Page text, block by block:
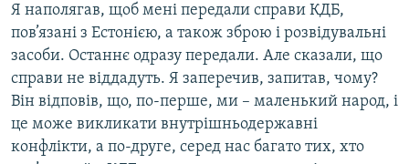
Я наполягав, щоб мені передали справи КДБ,
пов’язані з Естонією, а також зброю і розвідувальні
засоби. Останнє одразу передали. Але сказали, що
справи не віддадуть. Я заперечив, запитав, чому?
Він відповів, що, по-перше, ми – маленький народ, і
це може викликати внутрішньодержавні
конфлікти, а по-друге, серед нас багато тих, хто